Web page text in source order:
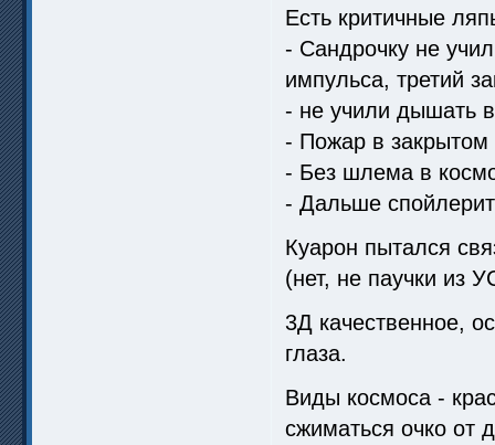
Есть критичные
- Сандрочку не
импульса, третий
- не учили дышать
- Пожар в
- Без шлема в
- Дальше
Куарон пытался
(нет, не паучки из
3Д качественное,
глаза.
Виды космоса -
сжиматься очко от